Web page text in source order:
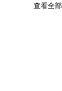
查看全部